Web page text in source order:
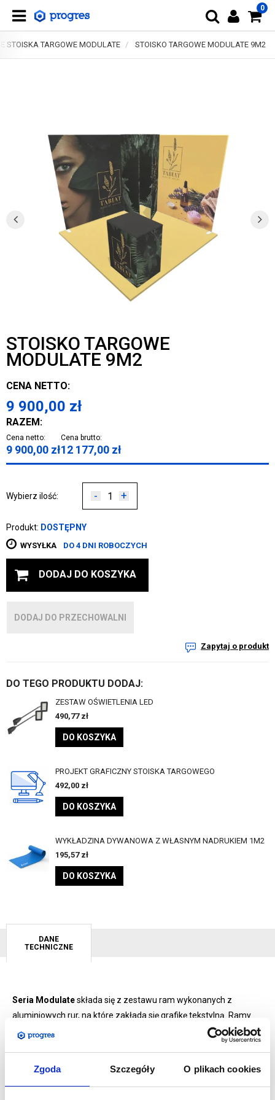
Zgoda Szczegóły O plikach cookies
0
STOISKA TARGOWE MODULATE STOISKO TARGOWE MODULATE 9M2
STOISKO TARGOWE
MODULATE 9M2
CENA NETTO:
9 900,00 zł
RAZEM:
Cena netto:
9 900,00 zł
Cena brutto:
12 177,00 zł
Wybierz ilość: - +
Produkt: DOSTĘPNY
WYSYŁKA DO 4 DNI ROBOCZYCH
DODAJ DO KOSZYKA
DODAJ DO PRZECHOWALNI
Zapytaj o produkt
DO TEGO PRODUKTU DODAJ:
ZESTAW OŚWIETLENIA LED
490,77 zł
DO KOSZYKA
PROJEKT GRAFICZNY STOISKA TARGOWEGO
492,00 zł
DO KOSZYKA
WYKŁADZINA DYWANOWA Z WŁASNYM NADRUKIEM 1M2
195,57 zł
DO KOSZYKA
DANE
TECHNICZNE
Seria Modulateskłada się z zestawu ram wykonanych z
aluminiowych rur, na które zakłada się grafikę tekstylną. Ramy
te można łatwo łączyć za pomocą silnych magnesów
360°, sprawia, że ramy Modulate łączy się ze sobą w bardzo